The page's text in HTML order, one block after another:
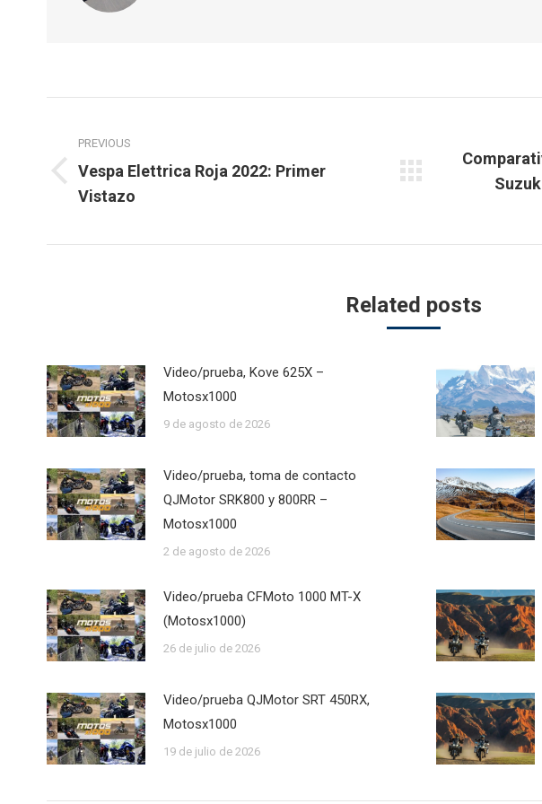
navigation
PREVIOUS
Previous
post:
Vespa Elettrica Roja 2022: Primer
Vistazo
Related posts
Video/prueba, Kove 625X –
Motosx1000
9 de agosto de 2026
Video/prueba, toma de contacto
QJMotor SRK800 y 800RR –
Motosx1000
2 de agosto de 2026
Video/prueba CFMoto 1000 MT-X
(Motosx1000)
26 de julio de 2026
Video/prueba QJMotor SRT 450RX,
Motosx1000
19 de julio de 2026